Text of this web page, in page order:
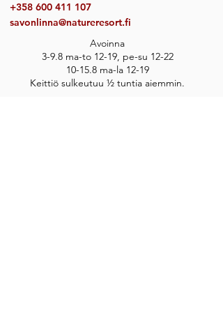
+358 600 411 107
savonlinna@natureresort.fi
Avoinna
3-9.8 ma-to 12-19, pe-su 12-22
10-15.8 ma-la 12-19
Keittiö sulkeutuu ½ tuntia aiemmin.